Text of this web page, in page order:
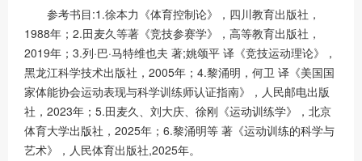
参考书目:1.徐本力《体育控制论》，四川教育出版社，
1988年；2.田麦久等著《竞技参赛学》，高等教育出版社，
2019年；3.列·巴·马特维也夫 著;姚颂平 译《竞技运动理论》，
黑龙江科学技术出版社，2005年；4.黎涌明，何卫 译《美国国
家体能协会运动表现与科学训练师认证指南》，人民邮电出版
社，2023年；5.田麦久、刘大庆、徐刚《运动训练学》，北京
体育大学出版社，2025年；6.黎涌明等 著《运动训练的科学与
艺术》，人民体育出版社,2025年。